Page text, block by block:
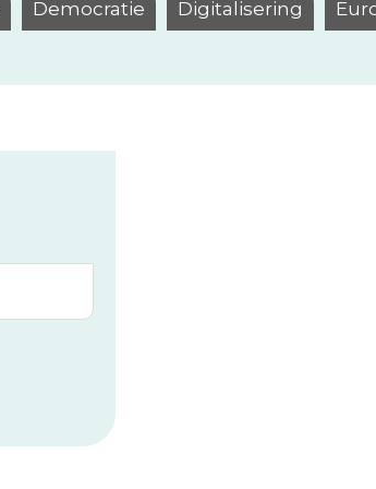
Democratie Digitalisering